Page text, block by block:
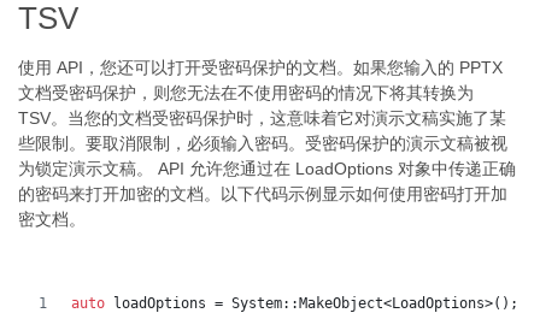
TSV
使用 API，您还可以打开受密码保护的文档。如果您输入的 PPTX
文档受密码保护，则您无法在不使用密码的情况下将其转换为
TSV。当您的文档受密码保护时，这意味着它对演示文稿实施了某
些限制。要取消限制，必须输入密码。受密码保护的演示文稿被视
为锁定演示文稿。 API 允许您通过在 LoadOptions 对象中传递正确
的密码来打开加密的文档。以下代码示例显示如何使用密码打开加
密文档。
auto loadOptions = System::MakeObject<LoadOptions>();